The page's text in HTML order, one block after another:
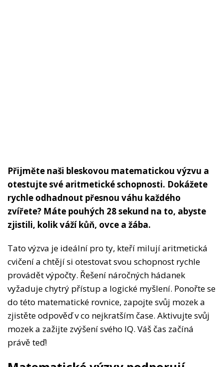
Přijměte naši bleskovou matematickou výzvu a
otestujte své aritmetické schopnosti. Dokážete
rychle odhadnout přesnou váhu každého
zvířete? Máte pouhých 28 sekund na to, abyste
zjistili, kolik váží kůň, ovce a žába.
Tato výzva je ideální pro ty, kteří milují aritmetická
cvičení a chtějí si otestovat svou schopnost rychle
provádět výpočty. Řešení náročných hádanek
vyžaduje chytrý přístup a logické myšlení. Ponořte se
do této matematické rovnice, zapojte svůj mozek a
zjistěte odpověď v co nejkratším čase. Aktivujte svůj
mozek a zažijte zvýšení svého IQ. Váš čas začíná
právě teď!